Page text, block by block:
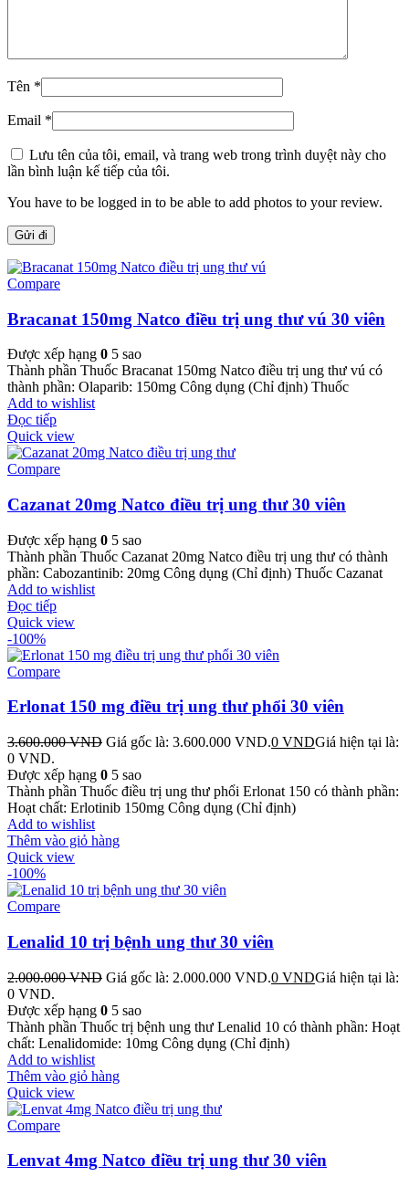
Tên *
Email *
Lưu tên của tôi, email, và trang web trong trình duyệt này cho
lần bình luận kế tiếp của tôi.
You have to be logged in to be able to add photos to your review.
Compare
Bracanat 150mg Natco điều trị ung thư vú 30 viên
Được xếp hạng 0 5 sao
Thành phần Thuốc Bracanat 150mg Natco điều trị ung thư vú có
thành phần: Olaparib: 150mg Công dụng (Chỉ định) Thuốc
Add to wishlist
Đọc tiếp
Quick view
Compare
Cazanat 20mg Natco điều trị ung thư 30 viên
Được xếp hạng 0 5 sao
Thành phần Thuốc Cazanat 20mg Natco điều trị ung thư có thành
phần: Cabozantinib: 20mg Công dụng (Chỉ định) Thuốc Cazanat
Add to wishlist
Đọc tiếp
Quick view
-100%
Compare
Erlonat 150 mg điều trị ung thư phổi 30 viên
3.600.000VND Giá gốc là: 3.600.000 VND.0 VNDGiá hiện tại là:
0 VND.
Được xếp hạng 0 5 sao
Thành phần Thuốc điều trị ung thư phổi Erlonat 150 có thành phần:
Hoạt chất: Erlotinib 150mg Công dụng (Chỉ định)
Add to wishlist
Thêm vào giỏ hàng
Quick view
-100%
Compare
Lenalid 10 trị bệnh ung thư 30 viên
2.000.000VND Giá gốc là: 2.000.000 VND.0 VNDGiá hiện tại là:
0 VND.
Được xếp hạng 0 5 sao
Thành phần Thuốc trị bệnh ung thư Lenalid 10 có thành phần: Hoạt
chất: Lenalidomide: 10mg Công dụng (Chỉ định)
Add to wishlist
Thêm vào giỏ hàng
Quick view
Compare
Lenvat 4mg Natco điều trị ung thư 30 viên